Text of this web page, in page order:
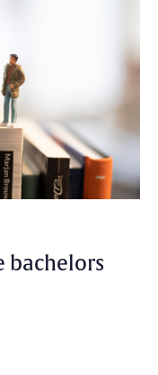
bachelors